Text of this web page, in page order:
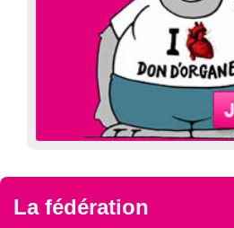
La fédération